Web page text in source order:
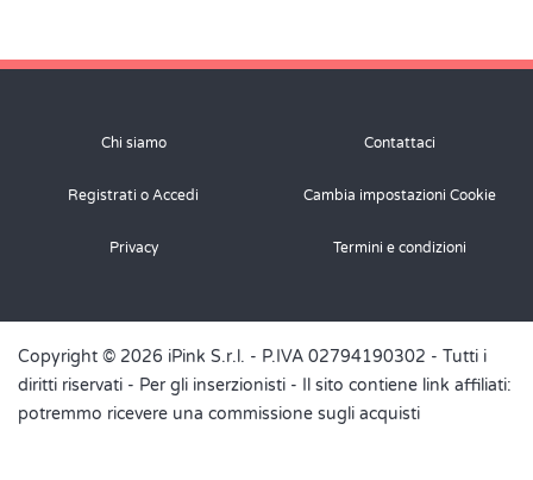
Chi siamo Contattaci
Registrati o Accedi Cambia impostazioni Cookie
Privacy Termini e condizioni
Copyright © 2026 iPink S.r.l. - P.IVA 02794190302 - Tutti i
diritti riservati - Per gli inserzionisti - Il sito contiene link affiliati:
potremmo ricevere una commissione sugli acquisti